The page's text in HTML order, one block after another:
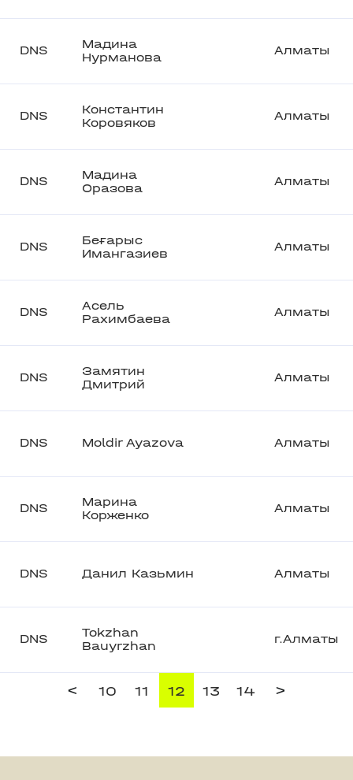
DNS
Мадина
Нурманова
Алматы
DNS
Константин
Коровяков
Алматы
DNS
Мадина
Оразова
Алматы
DNS
Беғарыс
Имангазиев
Алматы
DNS
Асель
Рахимбаева
Алматы
DNS
Замятин
Дмитрий
Алматы
DNS Moldir Ayazova Алматы
DNS
Марина
Корженко
Алматы
DNS Данил Казьмин Алматы
DNS
Tokzhan
Bauyrzhan
г.Алматы
< 10 11 12 13 14 >